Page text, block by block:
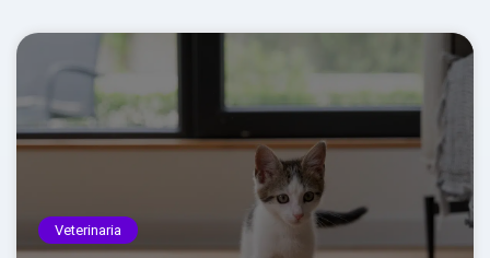
Veterinaria